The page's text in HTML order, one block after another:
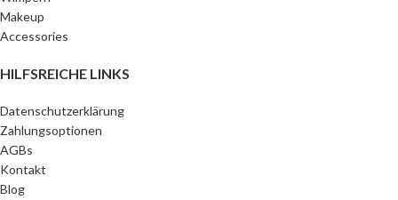
Makeup
Accessories
HILFSREICHE LINKS
Datenschutzerklärung
Zahlungsoptionen
AGBs
Kontakt
Blog